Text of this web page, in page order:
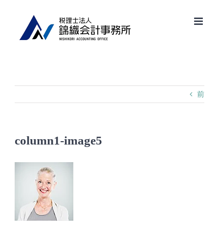
前
column1-image5